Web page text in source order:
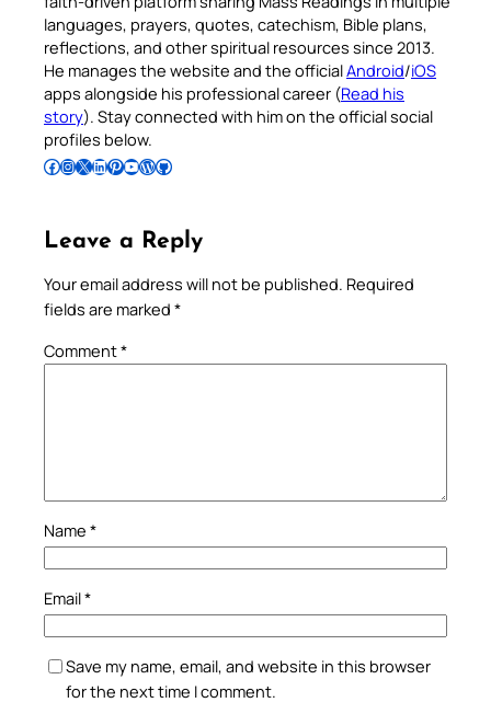
languages, prayers, quotes, catechism, Bible plans,
reflections, and other spiritual resources since 2013.
He manages the website and the officialAndroid/iOS
apps alongside his professional career (Read his
story). Stay connected with him on the official social
profiles below.
Follow Pradeep on Facebook Follow Pradeep on InstagramFollow Pradeep on X Follow Pradeep on LinkedIn Follow Pradeep on Pinterest Subscribe to Pradeep’s Youtube Channel Follow Pradeep on WordPress Follow Pradeep on GitHub
Leave a Reply
Your email address will not be published. Required
fields are marked *
Comment*
Name *
Email*
Save my name, email, and website in this browser
for the next time I comment.